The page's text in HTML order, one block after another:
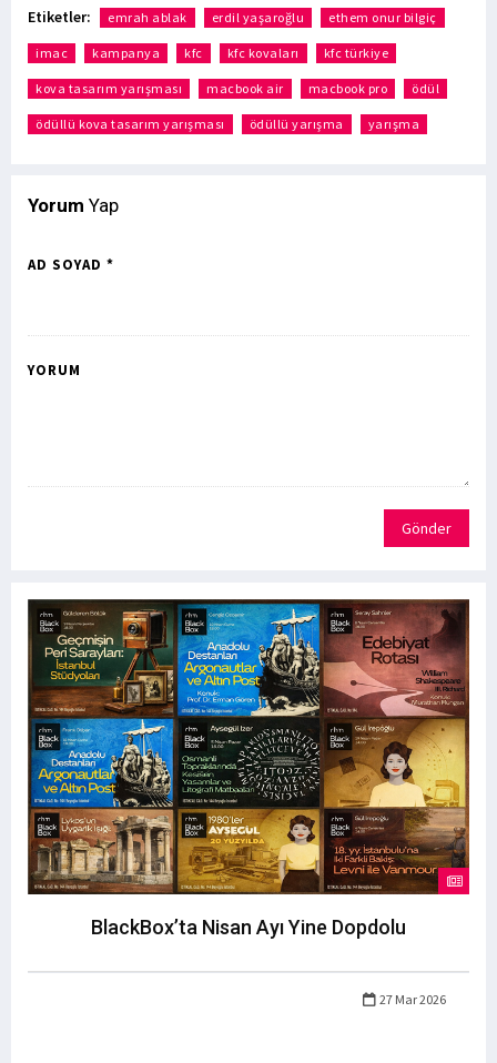
Etiketler: emrah ablak erdil yaşaroğlu ethem onur bilgiç
imac kampanya kfc kfc kovaları kfc türkiye
kova tasarım yarışması macbook air macbook pro ödül
ödüllü kova tasarım yarışması ödüllü yarışma yarışma
Yorum Yap
AD SOYAD *
YORUM
Gönder
BlackBox’ta Nisan Ayı Yine Dopdolu
27 Mar 2026